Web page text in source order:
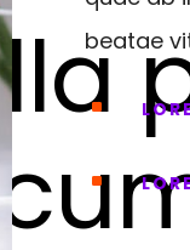
beatae
^
^